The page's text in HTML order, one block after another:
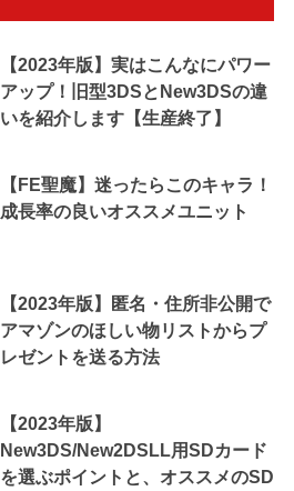
【2023年版】実はこんなにパワー
アップ！旧型3DSとNew3DSの違
いを紹介します【生産終了】
【FE聖魔】迷ったらこのキャラ！
成長率の良いオススメユニット
【2023年版】匿名・住所非公開で
アマゾンのほしい物リストからプ
レゼントを送る方法
【2023年版】
New3DS/New2DSLL用SDカード
を選ぶポイントと、オススメのSD